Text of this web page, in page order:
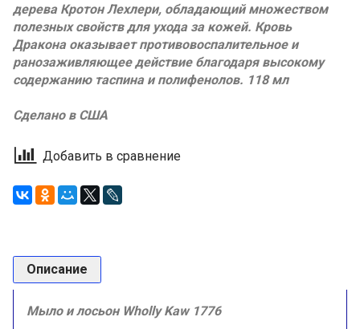
дерева Кротон Лехлери, обладающий множеством
полезных свойств для ухода за кожей. Кровь
Дракона оказывает противовоспалительное и
ранозаживляющее действие благодаря высокому
содержанию таспина и полифенолов. 118 мл
Сделано в США
Добавить в сравнение
Описание
Мыло и лосьон Wholly Kaw 1776